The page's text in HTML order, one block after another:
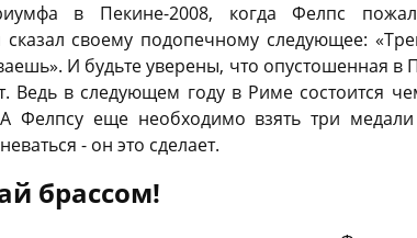
в Пекине-2008, когда Фелпс
сказал своему подопечному следующее:
И будьте уверены, что опустошенная
Ведь в следующем году в Риме состоится
Фелпсу еще необходимо взять три медали
- он это сделает.
брассом!